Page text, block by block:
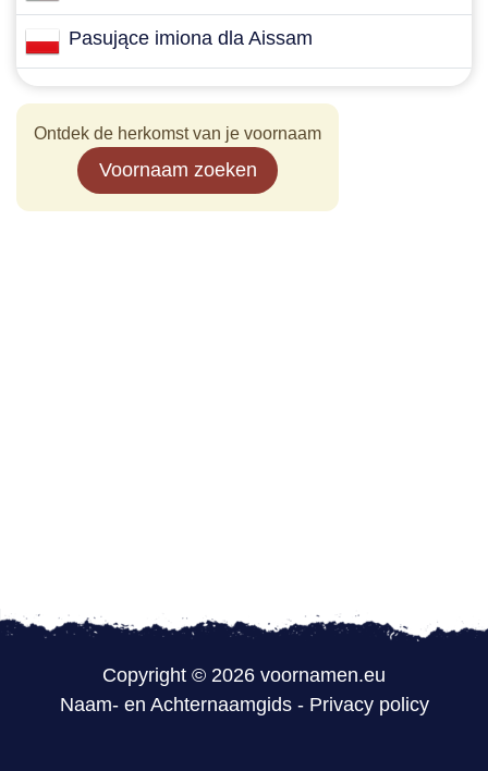
Pasujące imiona dla Aissam
Ontdek de herkomst van je voornaam
Voornaam zoeken
Copyright © 2026 voornamen.eu
Naam- en Achternaamgids- Privacy policy